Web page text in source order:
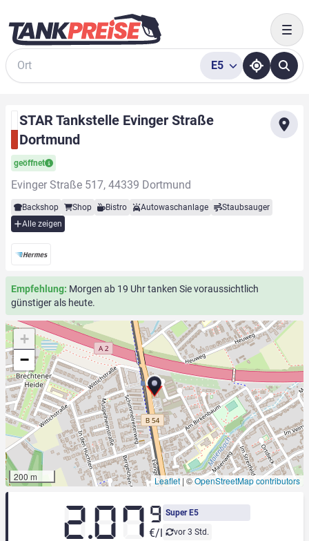
Suche
E5
STAR Tankstelle Evinger Straße
Dortmund
geöffnet
Evinger Straße 517, 44339 Dortmund
Backshop Shop Bistro Autowaschanlage
Staubsauger
Alle zeigen
Empfehlung: Morgen ab 19 Uhr tanken Sie voraussichtlich
günstiger als heute.
+
−
200 m Leaflet | ©OpenStreetMap contributors
Super E5
vor 3 Std.
2.07 9
€/l